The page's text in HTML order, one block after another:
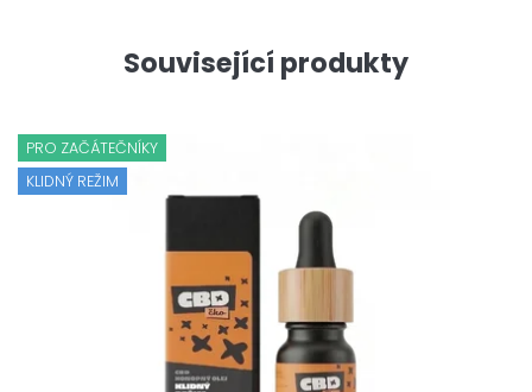
Související produkty
PRO ZAČÁTEČNÍKY
KLIDNÝ REŽIM